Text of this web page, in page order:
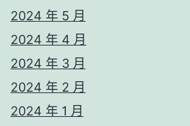
2024 年 5 月
2024 年 4 月
2024 年 3 月
2024 年 2 月
2024 年 1 月